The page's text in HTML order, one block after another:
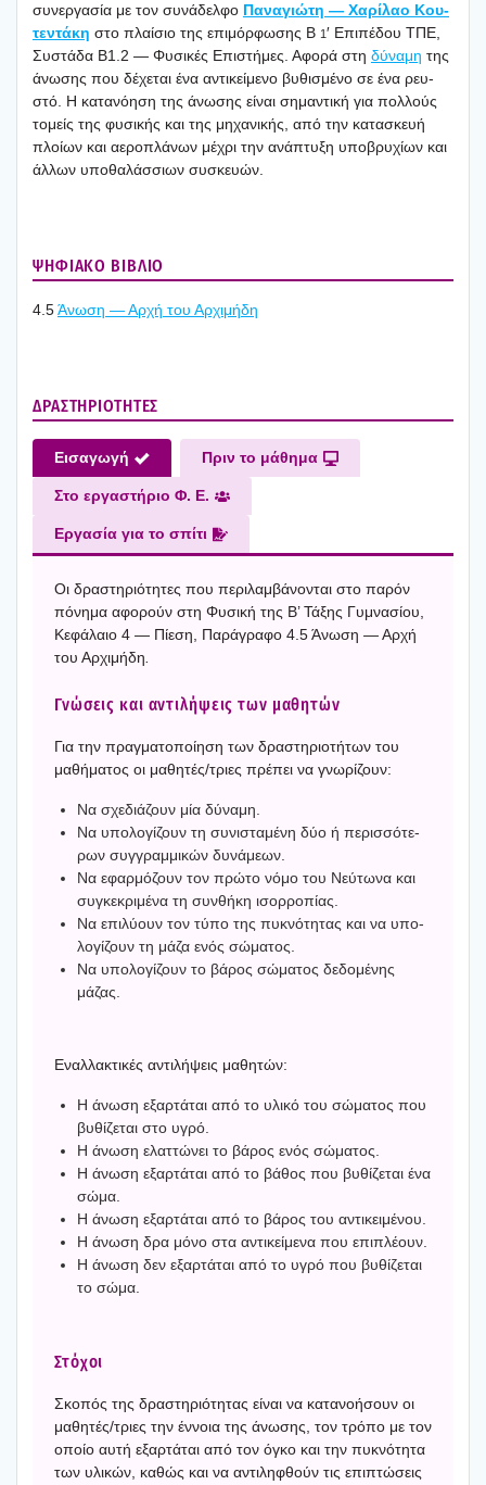
συνερ­γα­σία με τον συνά­δελ­φο Πανα­γιώ­τη — Χαρί­λαο Κου­
τε­ντά­κη στο πλαί­σιο της επι­μόρ­φω­σης Β 1′ Επι­πέ­δου ΤΠΕ,
Συστά­δα Β1.2 — Φυσι­κές Επι­στή­μες. Αφο­ρά στη δύνα­μη της
άνω­σης που δέχε­ται ένα αντι­κεί­με­νο βυθι­σμέ­νο σε ένα ρευ­
στό. Η κατα­νό­η­ση της άνω­σης είναι σημα­ντι­κή για πολ­λούς
τομείς της φυσι­κής και της μηχα­νι­κής, από την κατα­σκευή
πλοί­ων και αερο­πλά­νων μέχρι την ανά­πτυ­ξη υπο­βρυ­χί­ων και
άλλων υπο­θα­λάσ­σιων συσκευών.
ΨΗΦΙΑΚΟ ΒΙΒΛΙΟ
4.5Άνω­ση — Αρχή του Αρχι­μή­δη
ΔΡΑΣΤΗΡΙΟΤΗΤΕΣ
Εισα­γω­γή Πριν το μάθη­μα
Στο εργα­στή­ριο Φ. Ε.
Εργα­σία για το σπί­τι
Οι δρα­στη­ριό­τη­τες που περι­λαμ­βά­νο­νται στο παρόν
πόνη­μα αφο­ρούν στη Φυσι­κή της Β’ Τάξης Γυμνα­σί­ου,
Κεφά­λαιο 4 — Πίε­ση, Παρά­γρα­φο 4.5 Άνω­ση — Αρχή
του Αρχι­μή­δη
Γνώ­σεις και αντι­λή­ψεις των μαθη­τών
Για την πραγ­μα­το­ποί­η­ση των δρα­στη­ριο­τή­των του
μαθή­μα­τος οι μαθητές/τριες πρέ­πει να γνω­ρί­ζουν:
Να σχε­διά­ζουν μία δύνα­μη.
Να υπο­λο­γί­ζουν τη συνι­στα­μέ­νη δύο ή περισ­σό­τε­
ρων συγ­γραμ­μι­κών δυνά­με­ων.
Να εφαρ­μό­ζουν τον πρώ­το νόμο του Νεύ­τω­να και
συγκε­κρι­μέ­να τη συν­θή­κη ισορ­ρο­πί­ας.
Να επι­λύ­ουν τον τύπο της πυκνό­τη­τας και να υπο­
λο­γί­ζουν τη μάζα ενός σώμα­τος.
Να υπο­λο­γί­ζουν το βάρος σώμα­τος δεδο­μέ­νης
μάζας.
Εναλ­λα­κτι­κές αντι­λή­ψεις μαθη­τών:
Η άνω­ση εξαρ­τά­ται από το υλι­κό του σώμα­τος που
βυθί­ζε­ται στο υγρό.
Η άνω­ση ελατ­τώ­νει το βάρος ενός σώμα­τος.
Η άνω­ση εξαρ­τά­ται από το βάθος που βυθί­ζε­ται ένα
σώμα.
Η άνω­ση εξαρ­τά­ται από το βάρος του αντι­κει­μέ­νου.
Η άνω­ση δρα μόνο στα αντι­κεί­με­να που επι­πλέ­ουν.
Η άνω­ση δεν εξαρ­τά­ται από το υγρό που βυθί­ζε­ται
το σώμα.
Στό­χοι
Σκο­πός της δρα­στη­ριό­τη­τας είναι να κατα­νο­ή­σουν οι
μαθητές/τριες την έννοια της άνω­σης, τον τρό­πο με τον
οποίο αυτή εξαρ­τά­ται από τον όγκο και την πυκνό­τη­τα
των υλι­κών, καθώς και να αντι­λη­φθούν τις επι­πτώ­σεις